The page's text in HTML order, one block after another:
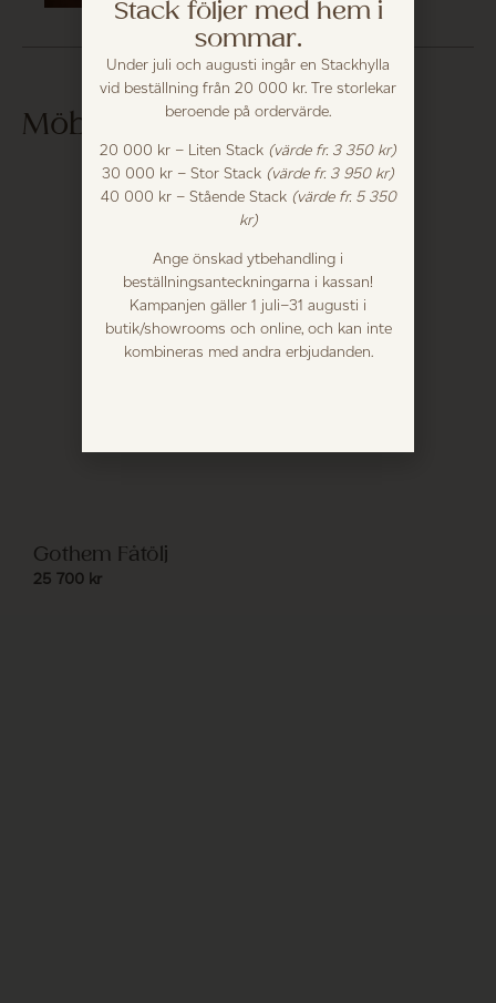
Möblera med...
Gothem Fåtölj
25 700 kr
Stack följer med hem i
sommar.
Under juli och augusti ingår en Stackhylla
vid beställning från 20 000 kr. Tre storlekar
beroende på ordervärde.
20 000 kr – Liten Stack (värde fr. 3 350 kr)
30 000 kr – Stor Stack (värde fr. 3 950 kr)
40 000 kr – Stående Stack (värde fr. 5 350
kr)
Ange önskad ytbehandling i
beställningsanteckningarna i kassan!
Kampanjen gäller 1 juli–31 augusti i
butik/showrooms och online, och kan inte
kombineras med andra erbjudanden.